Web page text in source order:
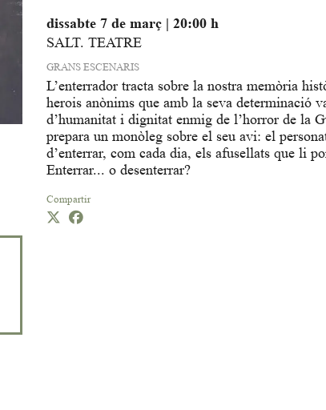
dissabte 7 de març |20:00 h
SALT. TEATRE
GRANS ESCENARIS
L’enterrador tracta sobre la nostra memòria
herois anònims que amb la seva determinació
d’humanitat i dignitat enmig de l’horror de la
prepara un monòleg sobre el seu avi: el
d’enterrar, com cada dia, els afusellats que li
Enterrar... o desenterrar?
Compartir